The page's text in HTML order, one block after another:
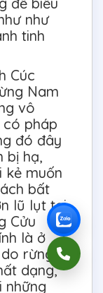
như
tinh
Cúc
Nam
vô
có pháp
đó đây
bị hạ,
kẻ muốn
bất
lũ lụt tại
Cửu
là ở
rừng
dạng,
những